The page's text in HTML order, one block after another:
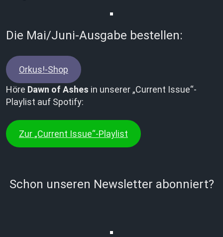
Die Mai/Juni-Ausgabe bestellen:
Orkus!-Shop
Höre Dawn of Ashes in unserer „Current Issue“-
Playlist auf Spotify:
Zur „Current Issue“-Playlist
Schon unseren Newsletter abonniert?